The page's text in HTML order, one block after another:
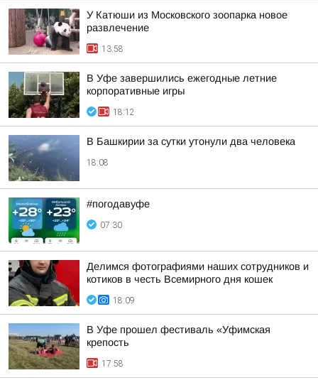
У Катюши из Московского зоопарка новое
развлечение
13:58
В Уфе завершились ежегодные летние
корпоративные игры
18:12
В Башкирии за сутки утонули два человека
18:08
#погодавуфе
07:30
Делимся фотографиями наших сотрудников и
котиков в честь Всемирного дня кошек
18:09
В Уфе прошел фестиваль «Уфимская
крепость
17:58